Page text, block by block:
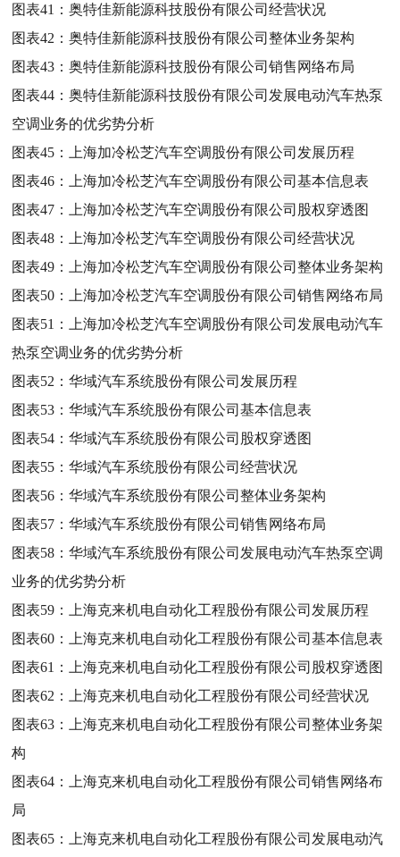
图表41：奥特佳新能源科技股份有限公司经营状况
图表42：奥特佳新能源科技股份有限公司整体业务架构
图表43：奥特佳新能源科技股份有限公司销售网络布局
图表44：奥特佳新能源科技股份有限公司发展电动汽车热泵
空调业务的优劣势分析
图表45：
上海加冷松芝汽车空调股份有限公司发展历程
图表46：
上海加冷松芝汽车空调股份有限公司基本信息表
图表47：
上海加冷松芝汽车空调股份有限公司股权穿透图
图表48：
上海加冷松芝汽车空调股份有限公司经营状况
图表49：
上海加冷松芝汽车空调股份有限公司整体业务架构
图表50：
上海加冷松芝汽车空调股份有限公司销售网络布局
图表51：
上海加冷松芝汽车空调股份有限公司发展电动汽车
热泵空调业务的优劣势分析
图表52：华域汽车系统股份有限公司发展历程
图表53：华域汽车系统股份有限公司基本信息表
图表54：华域汽车系统股份有限公司股权穿透图
图表55：华域汽车系统股份有限公司经营状况
图表56：华域汽车系统股份有限公司整体业务架构
图表57：华域汽车系统股份有限公司销售网络布局
图表58：华域汽车系统股份有限公司发展电动汽车热泵空调
业务的优劣势分析
图表59：
上海克来机电自动化工程股份有限公司发展历程
图表60：
上海克来机电自动化工程股份有限公司基本信息表
图表61：
上海克来机电自动化工程股份有限公司股权穿透图
图表62：
上海克来机电自动化工程股份有限公司经营状况
图表63：
上海克来机电自动化工程股份有限公司整体业务架
构
图表64：
上海克来机电自动化工程股份有限公司销售网络布
局
图表65：
上海克来机电自动化工程股份有限公司发展电动汽